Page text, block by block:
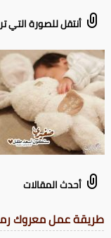
أنتقل للصورة التي
أحدث المقالات
طريقة عمل معروك